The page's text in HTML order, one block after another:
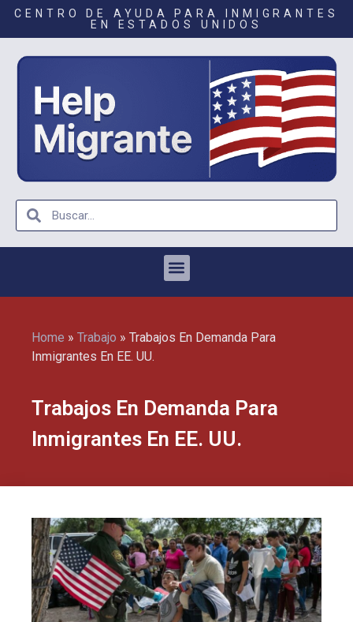
CENTRO DE AYUDA PARA INMIGRANTES
EN ESTADOS UNIDOS
Home » Trabajo » Trabajos En Demanda Para
Inmigrantes En EE. UU.
Trabajos En Demanda Para
Inmigrantes En EE. UU.